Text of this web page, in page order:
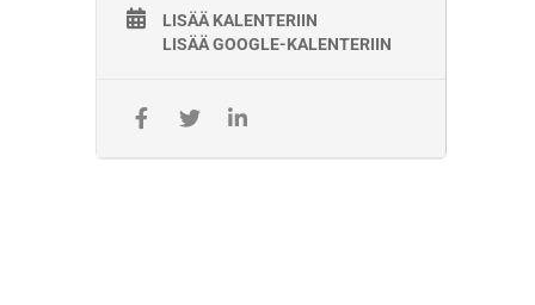
LISÄÄ KALENTERIIN
LISÄÄ GOOGLE-KALENTERIIN